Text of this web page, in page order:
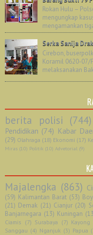
Rokan Hulu –
mengungkap
mengamankan
Serka Sanija
Cirebon,
Koramil 0620-07/
melaksanakan
berita polisi (744)
Pendidikan (74) Kabar
(29) Olahraga (18) Ekonomi (17)
Miras (10) Politik (10) Advetorial (9)
Majalengka (863)
(59) Kalimantan Barat (53)
(21) Demak (21) Cianjur (20)
Banjarnegara (13) Kuningan
Ciamis (7) Surabaya (7) Kayong
Sanggau (4) Nganjuk (3) Papua